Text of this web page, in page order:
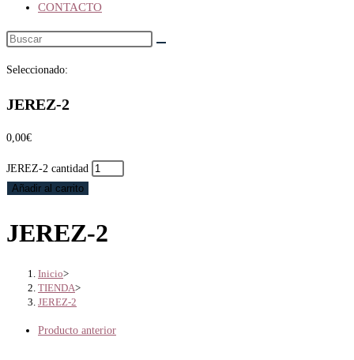
CONTACTO
Seleccionado:
JEREZ-2
0,00€
JEREZ-2 cantidad
Añadir al carrito
JEREZ-2
Inicio>
TIENDA>
JEREZ-2
Producto anterior